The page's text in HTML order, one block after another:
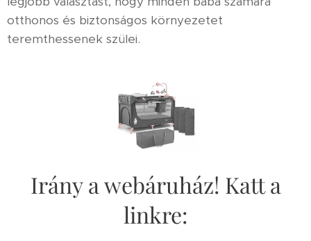
otthonos és biztonságos környezetet
teremthessenek szülei.
Irány a webáruház! Katt a
linkre: